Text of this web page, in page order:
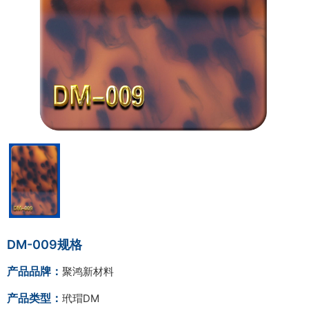
DM-009规格
产品品牌： 聚鸿新材料
产品类型： 玳瑁DM